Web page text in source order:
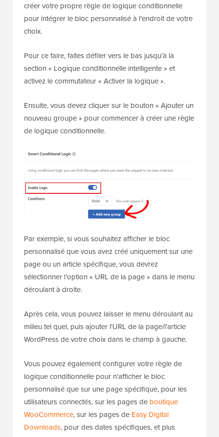
créer votre propre règle de logique conditionnelle
pour intégrer le bloc personnalisé à l'endroit de votre
choix.
Pour ce faire, faites défiler vers le bas jusqu'à la
section « Logique conditionnelle intelligente » et
activez le commutateur « Activer la logique ».
Ensuite, vous devez cliquer sur le bouton « Ajouter un
nouveau groupe » pour commencer à créer une règle
de logique conditionnelle.
Par exemple, si vous souhaitez afficher le bloc
personnalisé que vous avez créé uniquement sur une
page ou un article spécifique, vous devrez
sélectionner l'option « URL de la page » dans le menu
déroulant à droite.
Après cela, vous pouvez laisser le menu déroulant au
milieu tel quel, puis ajouter l'URL de la page/l'article
WordPress de votre choix dans le champ à gauche.
Vous pouvez également configurer votre règle de
logique conditionnelle pour n'afficher le bloc
personnalisé que sur une page spécifique, pour les
utilisateurs connectés, sur les pages de boutique
WooCommerce, sur les pages de Easy Digital
Downloads, pour des dates spécifiques, et plus